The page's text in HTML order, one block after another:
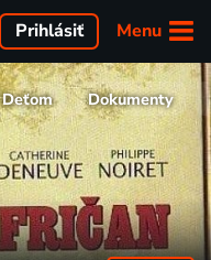
Menu
Prihlásiť
Deťom Dokumenty